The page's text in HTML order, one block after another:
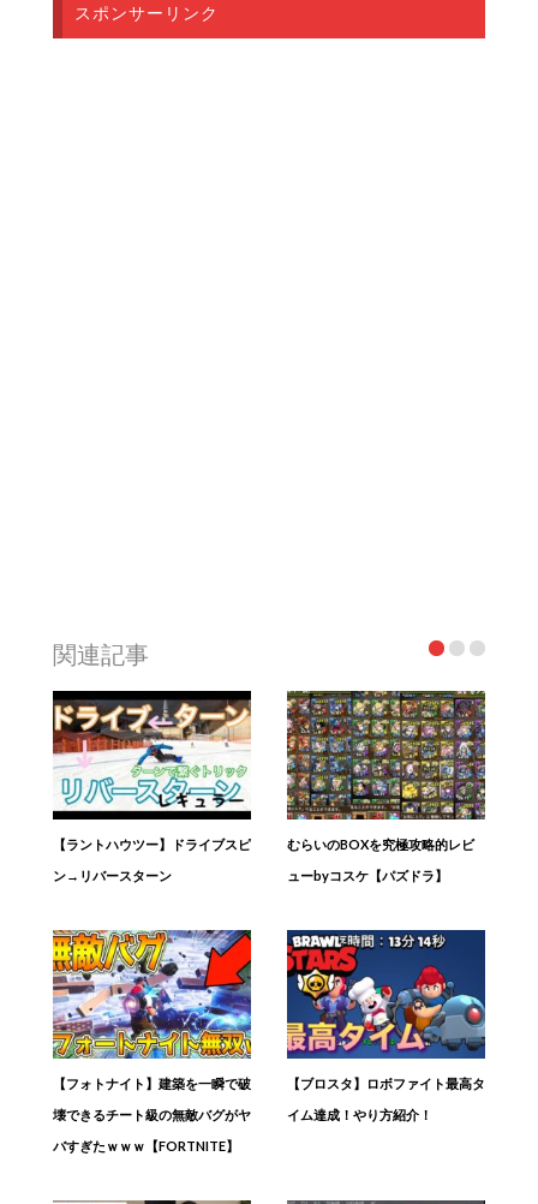
スポンサーリンク
関連記事
【ラントハウツー】ドライブスピ
ン→リバースターン
むらいのBOXを究極攻略的レビ
ューbyコスケ【パズドラ】
【フォトナイト】建築を一瞬で破
壊できるチート級の無敵バグがヤ
バすぎたｗｗｗ【FORTNITE】
【ブロスタ】ロボファイト最高タ
イム達成！やり方紹介！